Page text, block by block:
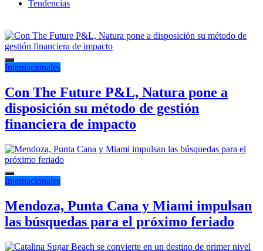
Tendencias
Internacionales
Con The Future P&L, Natura pone a
disposición su método de gestión
financiera de impacto
Internacionales
Mendoza, Punta Cana y Miami impulsan
las búsquedas para el próximo feriado